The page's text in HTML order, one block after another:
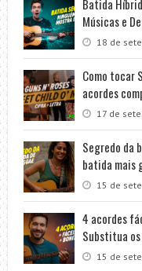
Batida
Músicas e
18 de
Como tocar
acordes
17 de
Segredo da
batida mais
15 de
4 acordes
Substitua
15 de